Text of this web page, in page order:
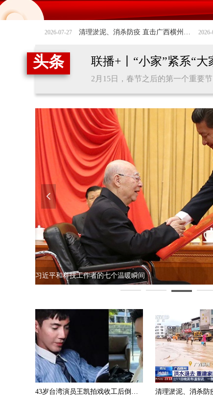
8年两会上, 那些暖心的话
넳
头条 联播+丨“小家”紧系“
2月15日，春节之后的第一个重要
43岁台湾演员王凯拍戏收工后倒卧
清理淤泥、消杀防
2026-07-14
清理淤泥、消杀防疫 直击广西横州灾后重建 《绿色中国万